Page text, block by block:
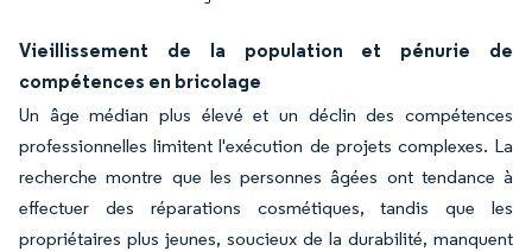
Vieillissement de la population et pénurie de
compétences en bricolage
Un âge médian plus élevé et un déclin des compétences
professionnelles limitent l'exécution de projets complexes. La
recherche montre que les personnes âgées ont tendance à
effectuer des réparations cosmétiques, tandis que les
propriétaires plus jeunes, soucieux de la durabilité, manquent